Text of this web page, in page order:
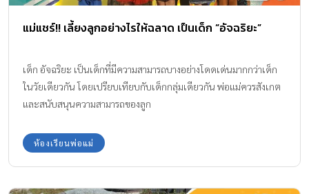
แม่แชร์!! เลี้ยงลูกอย่างไรให้ฉลาด เป็นเด็ก “อัจฉริยะ”
เด็ก อัจฉริยะ เป็นเด็กที่มีความสามารถบางอย่างโดดเด่นมากกว่าเด็ก
ในวัยเดียวกัน โดยเปรียบเทียบกับเด็กกลุ่มเดียวกัน พ่อแม่ควรสังเกต
และสนับสนุนความสามารถของลูก
ห้องเรียนพ่อแม่